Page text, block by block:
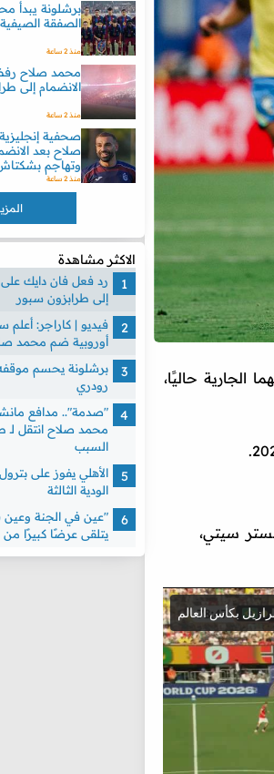
حاليًا،
سيتي،
برشلونة يبدأ
الصفقة الصيفية
منذ 2 ساعة
محمد صلاح
الانضمام إلى
منذ 2 ساعة
صحفية
صلاح بعد
وتهاجم
منذ 2 ساعة
الاكثر مشاهدة
رد فعل فان دايك
إلى طرابزون سبور
فيديو | كاراجر:
أوروبية ضم محمد
برشلونة يحسم
رودري
"صدمة".. مدافع
محمد صلاح انتقل لـ
السبب
الأهلي يفوز على
الودية الثالثة
"عين في الجنة وعين
يتلقى عرضًا كبيرًا